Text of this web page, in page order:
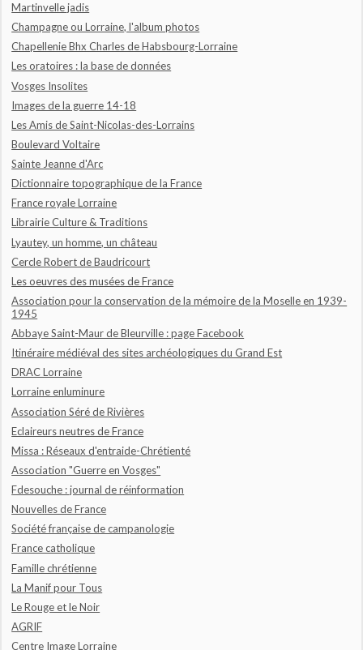
Martinvelle jadis
Champagne ou Lorraine, l'album photos
Chapellenie Bhx Charles de Habsbourg-Lorraine
Les oratoires : la base de données
Vosges Insolites
Images de la guerre 14-18
Les Amis de Saint-Nicolas-des-Lorrains
Boulevard Voltaire
Sainte Jeanne d'Arc
Dictionnaire topographique de la France
France royale Lorraine
Librairie Culture & Traditions
Lyautey, un homme, un château
Cercle Robert de Baudricourt
Les oeuvres des musées de France
Association pour la conservation de la mémoire de la Moselle en 1939-
1945
Abbaye Saint-Maur de Bleurville : page Facebook
Itinéraire médiéval des sites archéologiques du Grand Est
DRAC Lorraine
Lorraine enluminure
Association Séré de Rivières
Eclaireurs neutres de France
Missa : Réseaux d'entraide-Chrétienté
Association "Guerre en Vosges"
Fdesouche : journal de réinformation
Nouvelles de France
Société française de campanologie
France catholique
Famille chrétienne
La Manif pour Tous
Le Rouge et le Noir
AGRIF
Centre Image Lorraine